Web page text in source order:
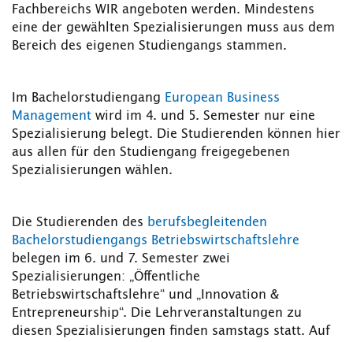
Fachbereichs WIR angeboten werden. Mindestens
eine der gewählten Spezialisierungen muss aus dem
Bereich des eigenen Studiengangs stammen.
Im Bachelorstudiengang European Business
Management wird im 4. und 5. Semester nur eine
Spezialisierung belegt. Die Studierenden können hier
aus allen für den Studiengang freigegebenen
Spezialisierungen wählen.
Die Studierenden des berufsbegleitenden
Bachelorstudiengangs Betriebswirtschaftslehre
belegen im 6. und 7. Semester zwei
Spezialisierungen: „Öffentliche
Betriebswirtschaftslehre“ und „Innovation &
Entrepreneurship“. Die Lehrveranstaltungen zu
diesen Spezialisierungen finden samstags statt. Auf